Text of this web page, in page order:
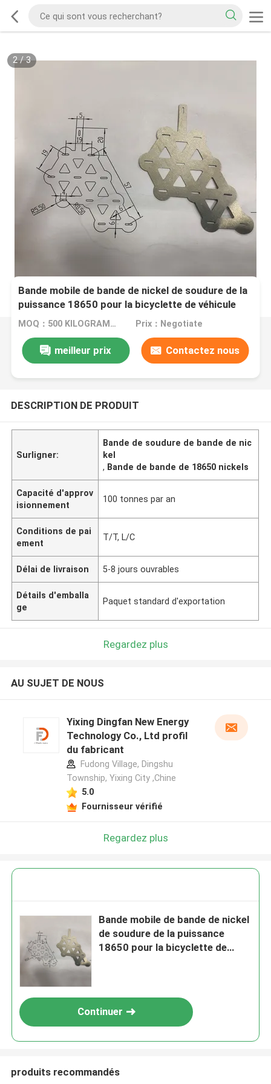
2/3
Bande mobile de bande de nickel de soudure de la
puissance 18650 pour la bicyclette de véhicule
électrique
MOQ：500 KILOGRAMMES Prix：Negotiate
meilleur prix Contactez nous
DESCRIPTION DE PRODUIT
Surligner:
Bande de soudure de bande de nic
kel
, Bande de bande de 18650 nickels
Capacité d'approv
isionnement
100 tonnes par an
Conditions de pai
ement
T/T, L/C
Délai de livraison 5-8 jours ouvrables
Détails d'emballa
ge
Paquet standard d'exportation
Regardez plus
AU SUJET DE NOUS
Yixing Dingfan New Energy
Technology Co., Ltd profil
du fabricant
Fudong Village, Dingshu
Township, Yixing City ,Chine
5.0
Fournisseur vérifié
Regardez plus
Bande mobile de bande de nickel
de soudure de la puissance
18650 pour la bicyclette de
Continuer
produits recommandés